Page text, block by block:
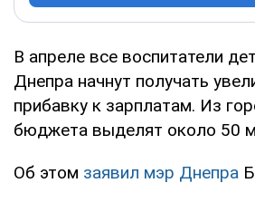
В апреле все воспитатели
Днепра начнут получать
прибавку к зарплатам. Из
бюджета выделят около 50
Об этом заявил мэр Днепра